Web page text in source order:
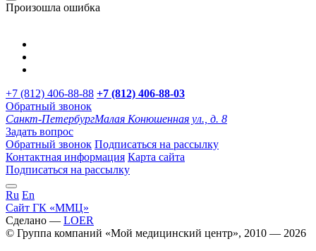
Произошла ошибка
+7 (812) 406-88-88 +7 (812) 406-88-03
Обратный звонок
Санкт-ПетербургМалая Конюшенная ул., д. 8
Задать вопрос
Обратный звонок Подписаться на рассылку
Контактная информация Карта сайта
Подписаться на рассылку
Ru En
Сайт ГК «ММЦ»
Сделано — LOER
© Группа компаний «Мой медицинский центр», 2010 — 2026